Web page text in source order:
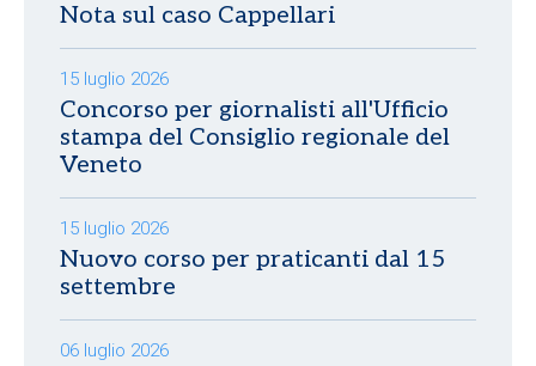
Nota sul caso Cappellari
15 luglio 2026
Concorso per giornalisti all'Ufficio
stampa del Consiglio regionale del
Veneto
15 luglio 2026
Nuovo corso per praticanti dal 15
settembre
06 luglio 2026